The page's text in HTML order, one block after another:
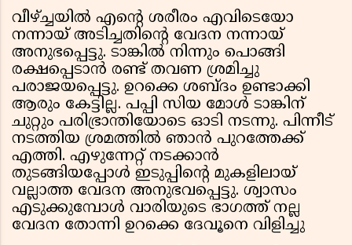
വീഴ്ച്ചയിൽ എന്റെ ശരീരം എവിടെയോ
നന്നായ് അടിച്ചതിന്റെ വേദന നന്നായ്
അനുഭപ്പെട്ടു. ടാങ്കിൽ നിന്നും പൊങ്ങി
രക്ഷപ്പെടാൻ രണ്ട് തവണ ശ്രമിച്ചു
പരാജയപ്പെട്ടു. ഉറക്കെ ശബ്ദം ഉണ്ടാക്കി
ആരും കേട്ടില്ല. പപ്പി സിയ മോൾ ടാങ്കിന്
ചുറ്റും പരിഭ്രാന്തിയോടെ ഓടി നടന്നു. പിന്നീട്
നടത്തിയ ശ്രമത്തിൽ ഞാൻ പുറത്തേക്ക്
എത്തി. എഴുന്നേറ്റ് നടക്കാൻ
തുടങ്ങിയപ്പോൾ ഇടുപ്പിന്റെ മുകളിലായ്
വല്ലാത്ത വേദന അനുഭവപ്പെട്ടു. ശ്വാസം
എടുക്കുമ്പോൾ വാരിയുടെ ഭാഗത്ത് നല്ല
വേദന തോന്നി ഉറക്കെ ദേവൂനെ വിളിച്ചു